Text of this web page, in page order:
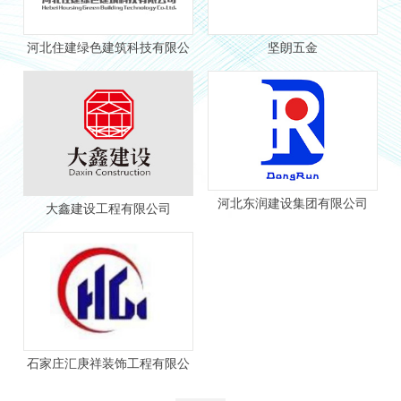
河北住建绿色建筑科技有限公
司
坚朗五金
大鑫建设工程有限公司 河北东润建设集团有限公司
石家庄汇庚祥装饰工程有限公